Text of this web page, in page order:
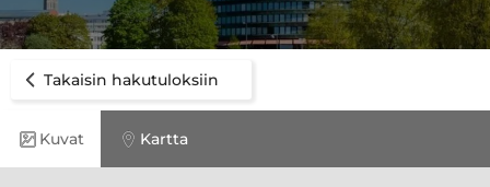
Takaisin hakutuloksiin
Kuvat Kartta